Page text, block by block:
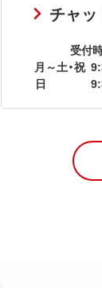
チャ
受付
月～土・祝
日